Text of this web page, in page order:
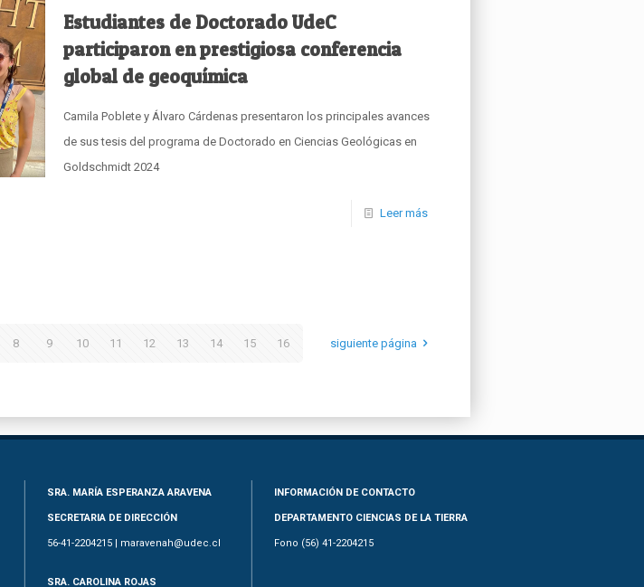
Estudiantes de Doctorado UdeC
participaron en prestigiosa conferencia
global de geoquímica
Camila Poblete y Álvaro Cárdenas presentaron los principales avances
de sus tesis del programa de Doctorado en Ciencias Geológicas en
Goldschmidt 2024
Leer más
8 9 10 11 12 13 14 15 16 siguiente página
SRA. MARÍA ESPERANZA ARAVENA
SECRETARIA DE DIRECCIÓN
56-41-2204215 | maravenah@udec.cl
SRA. CAROLINA ROJAS
INFORMACIÓN DE CONTACTO
DEPARTAMENTO CIENCIAS DE LA TIERRA
Fono (56) 41-2204215